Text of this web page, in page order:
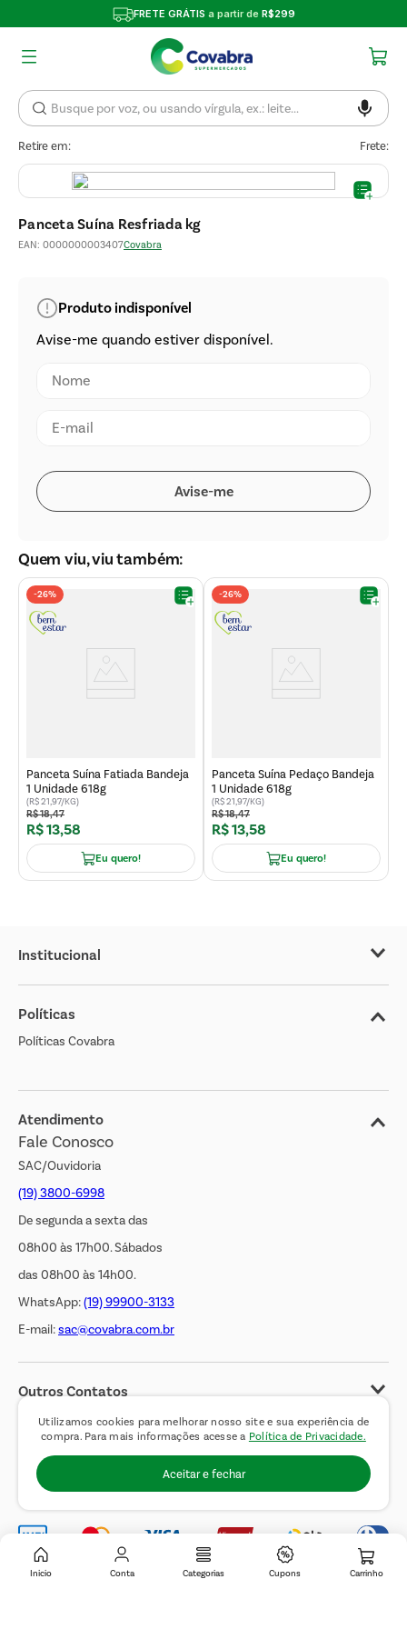
Utilizamos cookies para melhorar nosso site e sua experiência de
compra. Para mais informações acesse a Política de Privacidade.
Aceitar e fechar
FRETE GRÁTIS a partir de R$299
Retire em: Frete:
Inicio Conta Categorias Cupons
Panceta Suína Resfriada kg
EAN: 0000000003407Covabra
Quem viu, viu também:
-26%
Panceta Suína Fatiada Bandeja
1 Unidade 618g
(R$ 21,97/KG)
R$18,47
R$13,58
Eu quero!
-26%
Panceta Suína Pedaço Bandeja
1 Unidade 618g
(R$ 21,97/KG)
R$18,47
R$13,58
Eu quero!
Institucional
Sobre o Covabra
Nossas Lojas
Cliente Bem Estar
Jornal de Ofertas
Transparência Salarial
Políticas
Políticas Covabra
Atendimento
Fale Conosco
SAC/Ouvidoria
(19) 3800-6998
De segunda a sexta das
08h00 às 17h00. Sábados
das 08h00 às 14h00.
WhatsApp:(19) 99900-3133
E-mail:sac@covabra.com.br
Outros Contatos
Negócios Imobiliários
Trabalhe Conosco